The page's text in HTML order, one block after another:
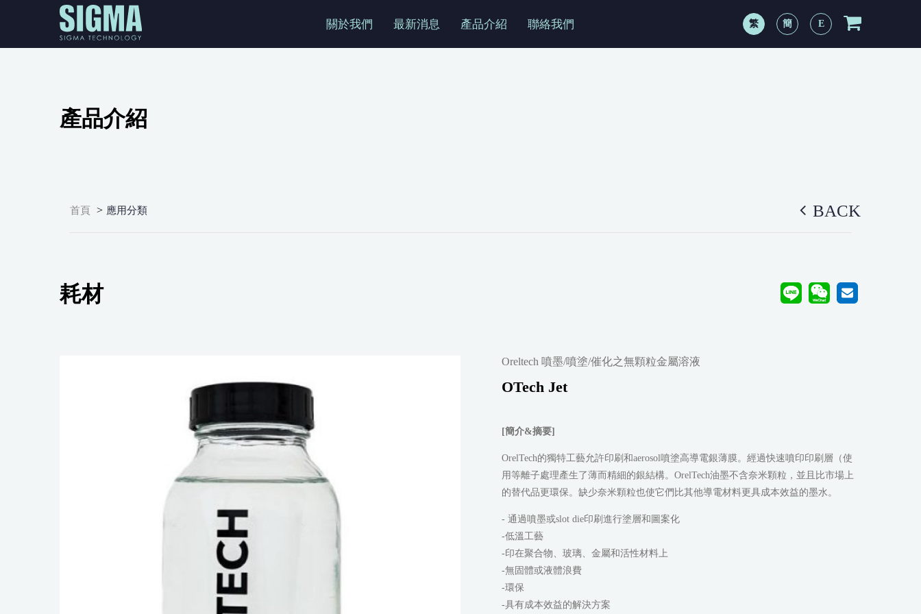
關於我們 最新消息 產品介紹 聯絡我們 繁 簡 E
產品介紹
首頁 > 應用分類 BACK
耗材
Oreltech 噴墨/噴塗/催化之無顆粒金屬溶液
OTech Jet
[簡介&摘要]
OrelTech的獨特工藝允許印刷和aerosol噴塗高導電銀薄膜。經過快速噴印印刷層（使
用等離子處理產生了薄而精細的銀結構。OrelTech油墨不含奈米顆粒，並且比市場上
的替代品更環保。缺少奈米顆粒也使它們比其他導電材料更具成本效益的墨水。
- 通過噴墨或slot die印刷進行塗層和圖案化
-低溫工藝
-印在聚合物、玻璃、金屬和活性材料上
-無固體或液體浪費
-環保
-具有成本效益的解決方案